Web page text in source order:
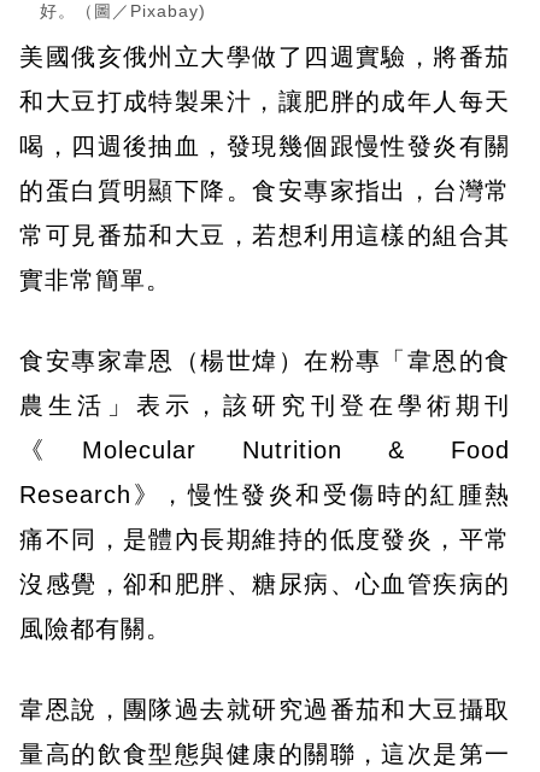
好。（圖／Pixabay)
美國俄亥俄州立大學做了四週實驗，將番茄
和大豆打成特製果汁，讓肥胖的成年人每天
喝，四週後抽血，發現幾個跟慢性發炎有關
的蛋白質明顯下降。食安專家指出，台灣常
常可見番茄和大豆，若想利用這樣的組合其
實非常簡單。
食安專家韋恩（楊世煒）在粉專「韋恩的食
農生活」表示，該研究刊登在學術期刊
《Molecular Nutrition & Food
Research》，慢性發炎和受傷時的紅腫熱
痛不同，是體內長期維持的低度發炎，平常
沒感覺，卻和肥胖、糖尿病、心血管疾病的
風險都有關。
韋恩說，團隊過去就研究過番茄和大豆攝取
量高的飲食型態與健康的關聯，這次是第一